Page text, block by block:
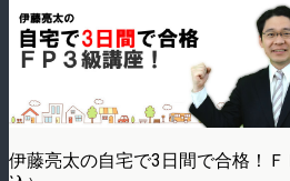
伊藤亮太の自宅で3日間で合格！